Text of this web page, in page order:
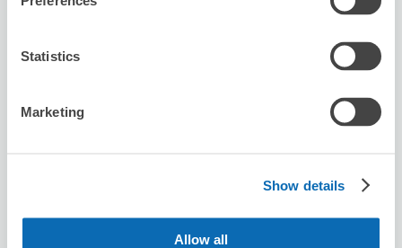
Statistics
Marketing
Show details
Allow all
スーツケースサイズ
この店舗を予約する